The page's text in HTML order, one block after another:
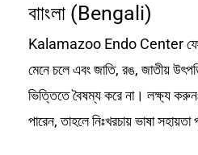
বাাংলা (Bengali)
Kalamazoo Endo Center
মেনে চলে এবং জাতি, রঙ, জাতীয়
ভিত্তিতে বৈষম্য করে না। লক্ষ্য
পারেন, তাহলে নিঃখরচায় ভাষা